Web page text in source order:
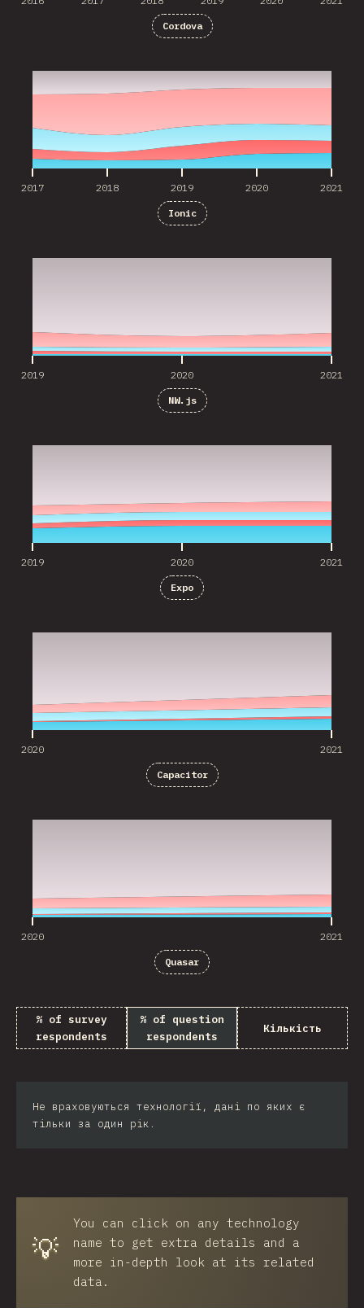
Cordova
2017 2018 2019 2020 2021
Ionic
2019 2020 2021
NW.js
2019 2020 2021
Expo
2020 2021
Capacitor
2020 2021
Quasar
% of survey
respondents
% of question
respondents
Кількість
Не враховуються технології, дані по яких є
тільки за один рік.
💡
You can click on any technology
name to get extra details and a
more in-depth look at its related
data.